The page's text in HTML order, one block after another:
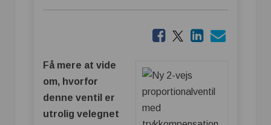
Få mere at vide
om, hvorfor
denne ventil er
utrolig velegnet